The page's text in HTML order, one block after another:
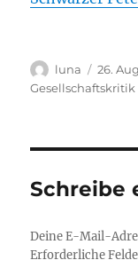
Autor
luna
am
26.
Gesellschaftskritik
Schreibe
Deine E-Mail-
Erforderliche